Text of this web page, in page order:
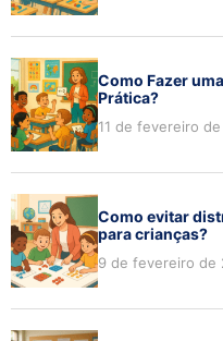
Como Fazer
Prática?
11 de fevereiro
Como evitar
para crianças?
9 de fevereiro de